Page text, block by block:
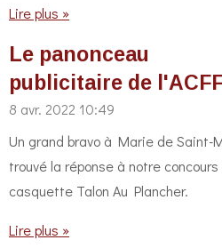
Lire plus »
Le panonceau
publicitaire de
8 avr. 2022 10:49
Un grand bravo à Marie de Saint-
trouvé la réponse à notre concours
casquette Talon Au Plancher.
Lire plus »